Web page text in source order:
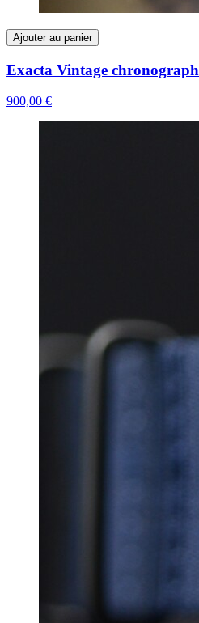
Ajouter au panier
Exacta Vintage chronograph
900,00 €